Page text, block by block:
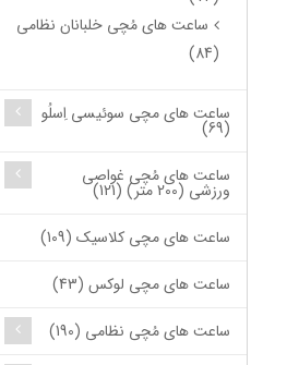
ساعت های مُچی خلبانان نظامی
(84)
ساعت های مچی سوئیسی اِسلُو
(69)
ساعت های مُچی غواصی
ورزشی (200 متر) (121)
ساعت های مچی کلاسیک (109)
ساعت های مچی لوکس (43)
ساعت های مُچی نظامی (190)